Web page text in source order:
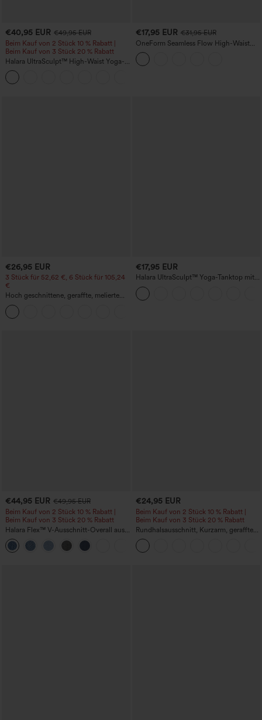
€40,95 EUR €49,95 EUR
Beim Kauf von 2 Stück 10 % Rabatt |
Beim Kauf von 3 Stück 20 % Rabatt
Halara UltraSculpt™ High-Waist Yoga-
Flare-Leggings mit gerafftem Po-Lift,
Bauchkontrolle, formender Passform
und Taschen
€17,95 EUR €31,95 EUR
OneForm Seamless Flow High-Waist
Yogaleggings – nahtlos, mit hoher
Taille, bauchformend und mit
Hebeeffekt für den Po
€26,95 EUR
3 Stück für 52,62 €, 6 Stück für 105,24
€
Hoch geschnittene, geraffte, melierte
Yoga-Pedal-Pusher-Joggers mit
Taschen
€17,95 EUR
Halara UltraSculpt™ Yoga-Tanktop mit
doppelten Trägern und gedrehtem
Rückendesign
€44,95 EUR €49,95 EUR
Beim Kauf von 2 Stück 10 % Rabatt |
Beim Kauf von 3 Stück 20 % Rabatt
Halara Flex™ V-Ausschnitt-Overall aus
gewaschenem Denim mit Taschen –
lässig
€24,95 EUR
Beim Kauf von 2 Stück 10 % Rabatt |
Beim Kauf von 3 Stück 20 % Rabatt
Rundhalsausschnitt, Kurzarm, gerafftes
Cool-Touch Yoga-Sporttop - UPF50+